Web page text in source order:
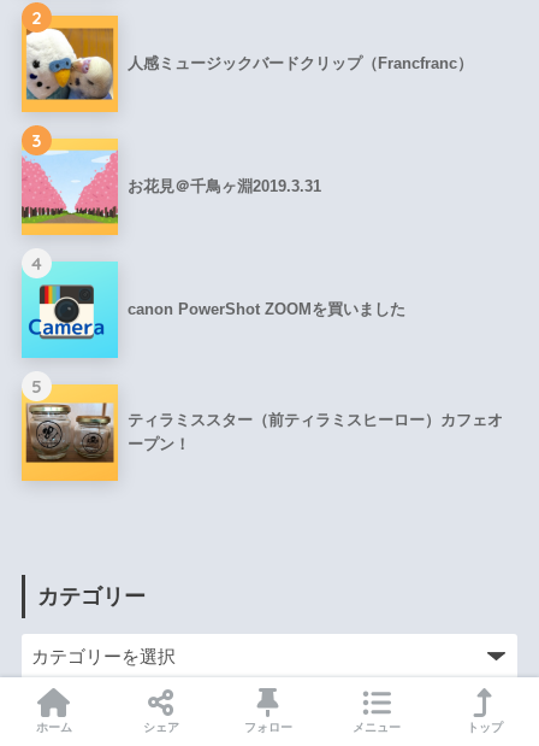
2
人感ミュージックバードクリップ（Francfranc）
3
お花見＠千鳥ヶ淵2019.3.31
4
canon PowerShot ZOOMを買いました
5
ティラミススター（前ティラミスヒーロー）カフェオ
ープン！
カテゴリー
ホーム シェア フォロー メニュー トップ